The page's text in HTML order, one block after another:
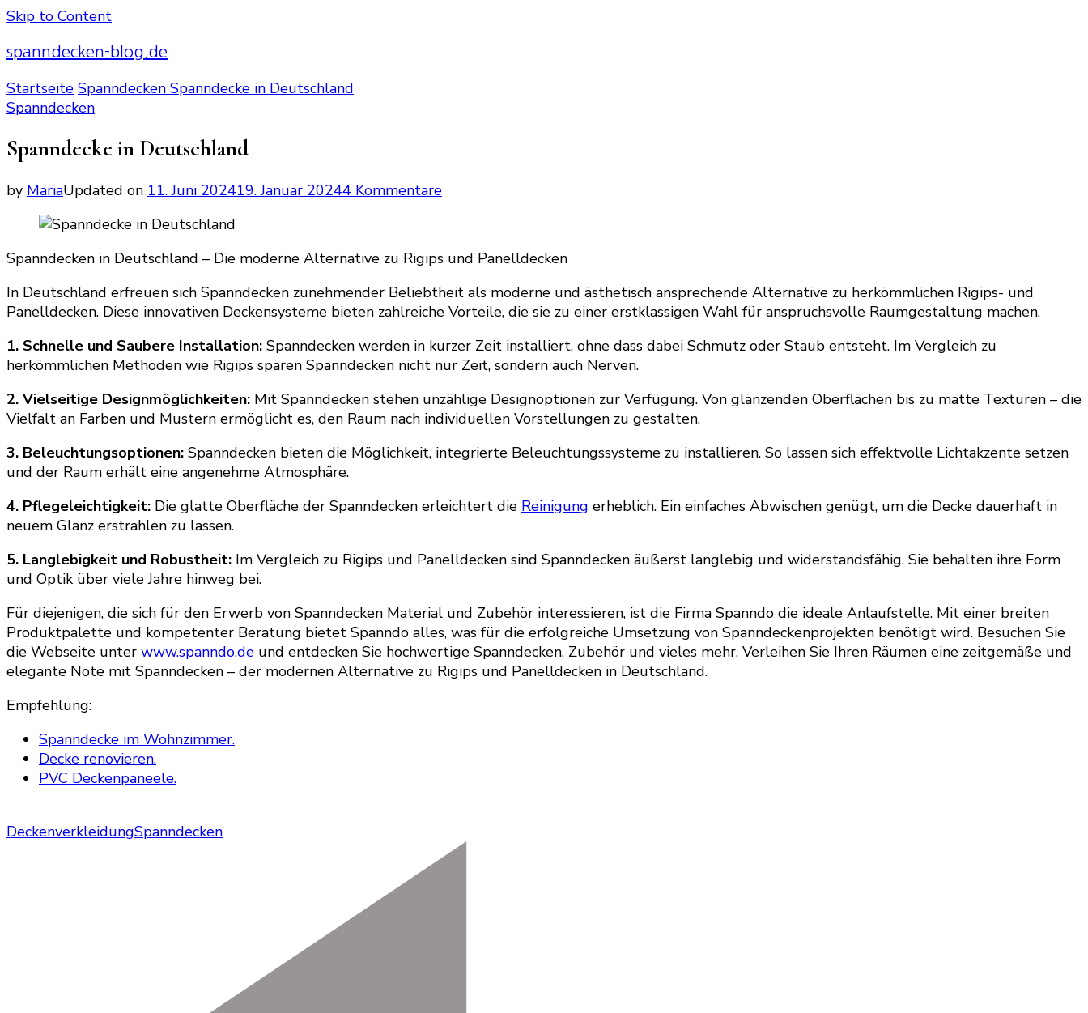
Skip to Content
spanndecken-blog.de
Startseite Spanndecken Spanndecke in Deutschland
Spanndecken
Spanndecke in Deutschland
by MariaUpdated on 11. Juni 202419. Januar 20244 Kommentarezu
Deutschland
Spanndecken in Deutschland – Die moderne Alternative zu Rigips und Panelldecken
In Deutschland erfreuen sich Spanndecken zunehmender Beliebtheit als moderne und ästhetisch ansprechende Alternative zu herkömmlichen Rigips- und
Panelldecken. Diese innovativen Deckensysteme bieten zahlreiche Vorteile, die sie zu einer erstklassigen Wahl für anspruchsvolle Raumgestaltung machen.
1. Schnelle und Saubere Installation: Spanndecken werden in kurzer Zeit installiert, ohne dass dabei Schmutz oder Staub entsteht. Im Vergleich zu
herkömmlichen Methoden wie Rigips sparen Spanndecken nicht nur Zeit, sondern auch Nerven.
2. Vielseitige Designmöglichkeiten: Mit Spanndecken stehen unzählige Designoptionen zur Verfügung. Von glänzenden Oberflächen bis zu matte Texturen – die
Vielfalt an Farben und Mustern ermöglicht es, den Raum nach individuellen Vorstellungen zu gestalten.
3. Beleuchtungsoptionen: Spanndecken bieten die Möglichkeit, integrierte Beleuchtungssysteme zu installieren. So lassen sich effektvolle Lichtakzente setzen
und der Raum erhält eine angenehme Atmosphäre.
4. Pflegeleichtigkeit: Die glatte Oberfläche der Spanndecken erleichtert die Reinigung erheblich. Ein einfaches Abwischen genügt, um die Decke dauerhaft in
neuem Glanz erstrahlen zu lassen.
5. Langlebigkeit und Robustheit: Im Vergleich zu Rigips und Panelldecken sind Spanndecken äußerst langlebig und widerstandsfähig. Sie behalten ihre Form
und Optik über viele Jahre hinweg bei.
Für diejenigen, die sich für den Erwerb von Spanndecken Material und Zubehör interessieren, ist die Firma Spanndo die ideale Anlaufstelle. Mit einer breiten
Produktpalette und kompetenter Beratung bietet Spanndo alles, was für die erfolgreiche Umsetzung von Spanndeckenprojekten benötigt wird. Besuchen Sie
die Webseite unter www.spanndo.de und entdecken Sie hochwertige Spanndecken, Zubehör und vieles mehr. Verleihen Sie Ihren Räumen eine zeitgemäße und
elegante Note mit Spanndecken – der modernen Alternative zu Rigips und Panelldecken in Deutschland.
Empfehlung:
Spanndecke im Wohnzimmer.
Decke renovieren.
PVC Deckenpaneele.
DeckenverkleidungSpanndecken